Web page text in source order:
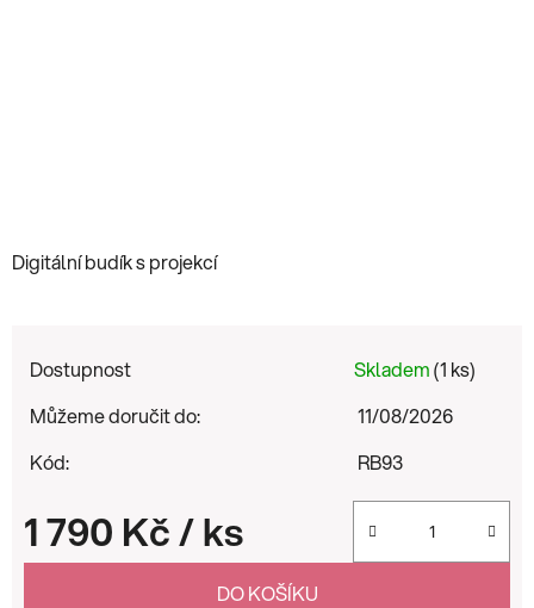
Digitální budík s projekcí
Dostupnost Skladem(1 ks)
Můžeme doručit do:
11/08/2026
Kód:
RB93
1 790 Kč/ ks
Měrná cena:
DO KOŠÍKU